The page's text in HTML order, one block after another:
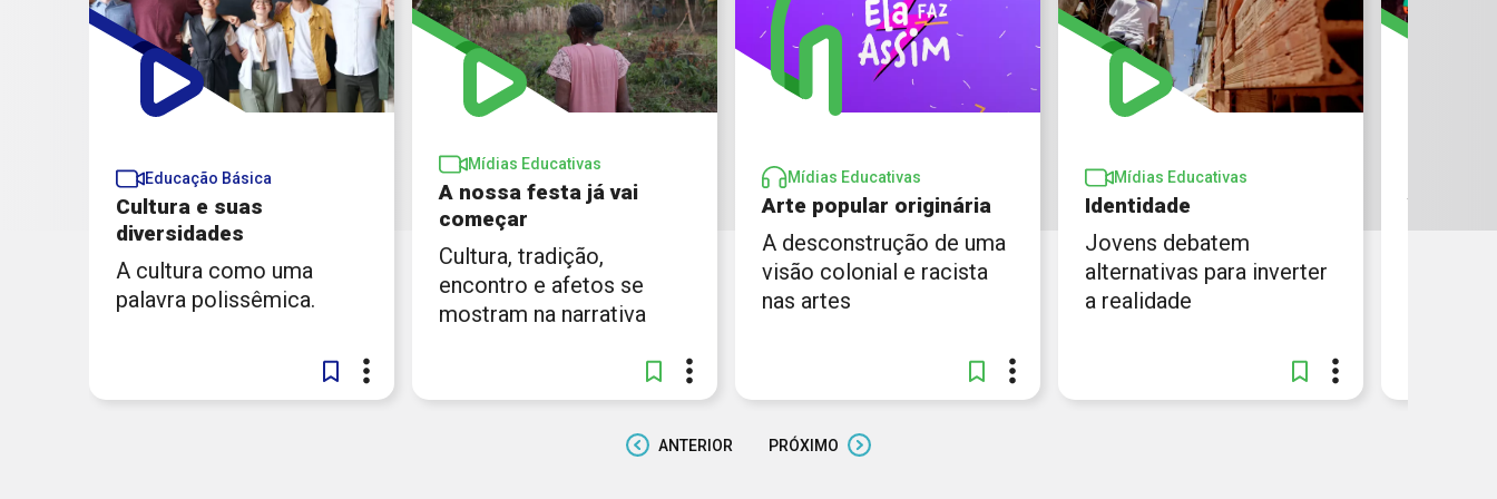
Educação Básica
Cultura e suas
diversidades
A cultura como uma
palavra polissêmica.
Mídias Educativas
A nossa festa já vai
começar
Cultura, tradição,
encontro e afetos se
mostram na narrativa
Mídias Educativas
Arte popular originária
A desconstrução de uma
visão colonial e racista
nas artes
Mídias Educativas
Identidade
Jovens debatem
alternativas para inverter
a realidade
ANTERIOR PRÓXIMO